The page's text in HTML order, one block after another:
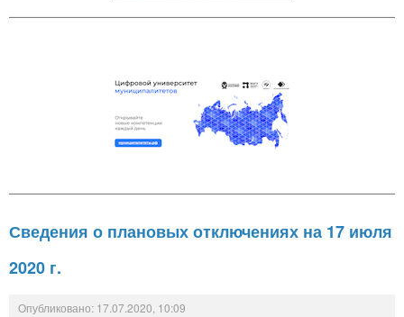
Сведения о плановых отключениях на 17 июля
2020 г.
Опубликовано: 17.07.2020, 10:09